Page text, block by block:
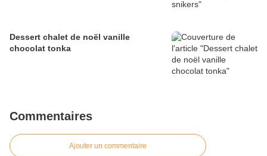
Dessert chalet de noël vanille
chocolat tonka
Commentaires
Ajouter un commentaire